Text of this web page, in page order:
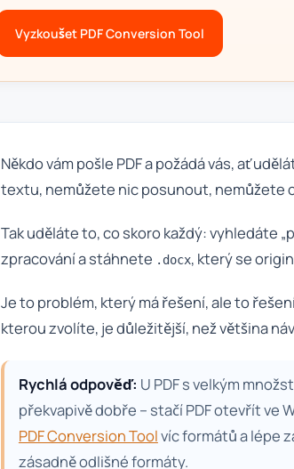
Vyzkoušet PDF Conversion Tool
Někdo vám pošle PDF a požádá vás, ať
textu, nemůžete nic posunout, nemůžete
Tak uděláte to, co skoro každý: vyhledáte
zpracování a stáhnete .docx, který se
Je to problém, který má řešení, ale to
kterou zvolíte, je důležitější, než většina
Rychlá odpověď: U PDF s velkým
překvapivě dobře – stačí PDF otevřít ve
PDF Conversion Toolvíc formátů a lépe
zásadně odlišné formáty.